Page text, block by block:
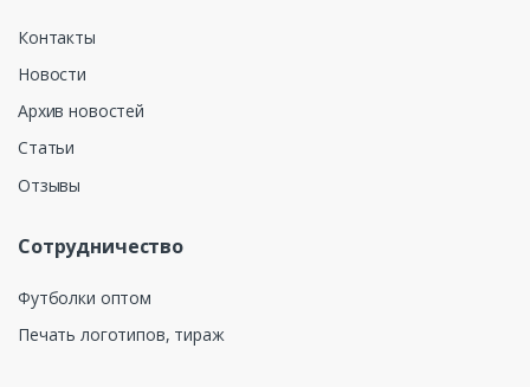
Контакты
Новости
Архив новостей
Статьи
Отзывы
Сотрудничество
Футболки оптом
Печать логотипов, тираж